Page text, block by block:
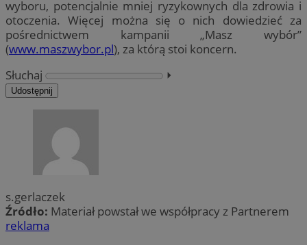
wyboru, potencjalnie mniej ryzykownych dla zdrowia i
otoczenia. Więcej można się o nich dowiedzieć za
pośrednictwem kampanii „Masz wybór”
(www.maszwybor.pl), za którą stoi koncern.
Słuchaj
⏵︎
Udostępnij
s.gerlaczek
Źródło: Materiał powstał we współpracy z Partnerem
reklama